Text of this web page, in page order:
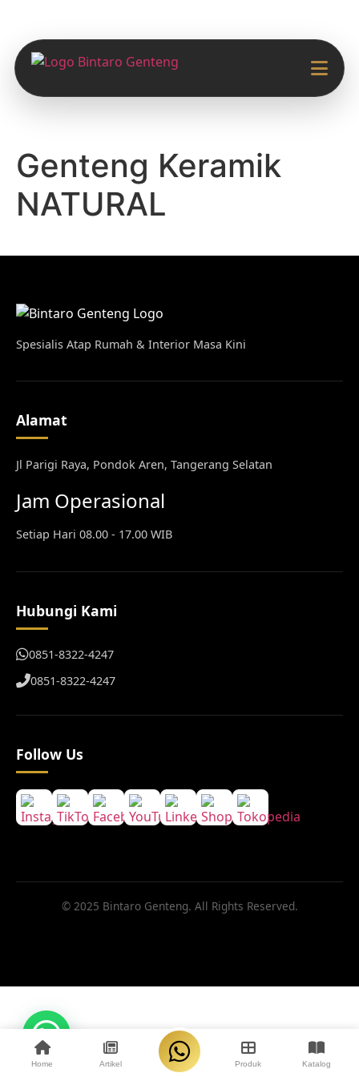
Genteng Keramik
NATURAL
Spesialis Atap Rumah & Interior Masa Kini
Alamat
Jl Parigi Raya, Pondok Aren, Tangerang Selatan
Jam Operasional
Setiap Hari 08.00 - 17.00 WIB
Hubungi Kami
0851-8322-4247
0851-8322-4247
Follow Us
© 2025 Bintaro Genteng. All Rights Reserved.
Home Artikel Produk Katalog